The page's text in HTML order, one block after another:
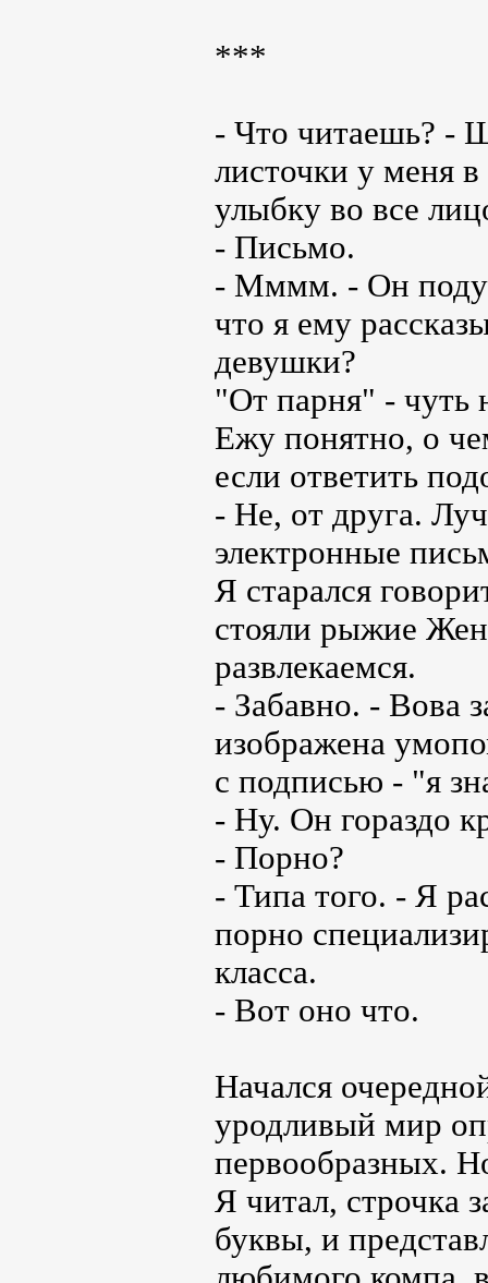
***
- Что читаешь? -
листочки у меня
улыбку во все
- Письмо.
- Мммм. - Он
что я ему
девушки?
"От парня" - чуть
Ежу понятно, о
если ответить
- Не, от друга.
электронные
Я старался
стояли рыжие
развлекаемся.
- Забавно. - Вова
изображена
с подписью - "я
- Ну. Он гораздо
- Порно?
- Типа того. - Я
порно
класса.
- Вот оно что.
Начался
уродливый мир
первообразных.
Я читал, строчка
буквы, и